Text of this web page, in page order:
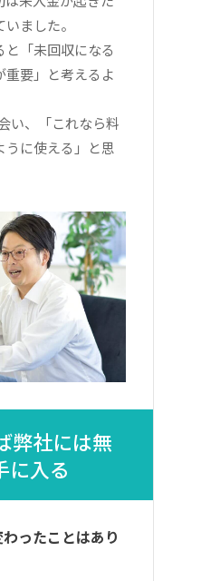
ました。
と「未回収になる
要」と考えるよ
い、「これなら料
うに使える」と思
弊社には無
に入る
ったことはあり